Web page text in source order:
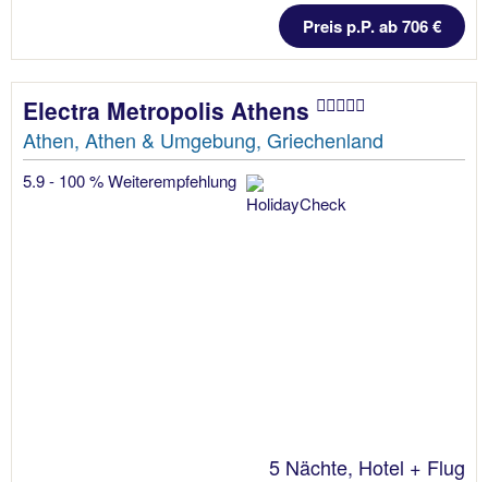
Preis p.P. ab 706 €
Electra Metropolis Athens
Athen, Athen & Umgebung, Griechenland
5.9 - 100 % Weiterempfehlung
5 Nächte, Hotel + Flug